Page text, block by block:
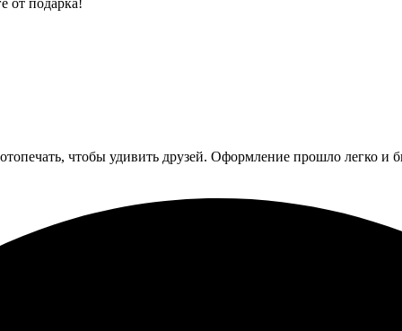
чтобы удивить друзей. Оформление прошло легко
Процесс оформления оказался простым и удобным. Всё